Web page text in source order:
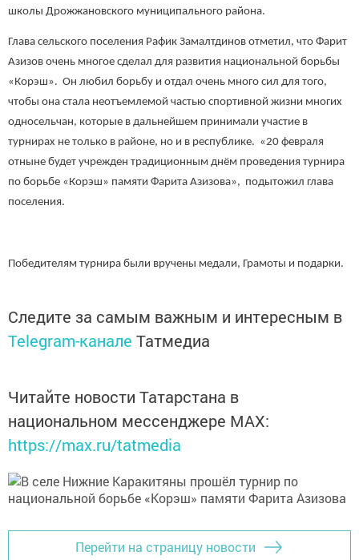
школы Дрожжановского муниципального района.
Глава сельского поселения Рафик Замалтдинов отметил, что Фарит
Азизов очень многое сделал для развития национальной борьбы
«Корэш». Он любил борьбу и отдал очень много сил для того,
чтобы она стала неотъемлемой частью спортивной жизни многих
односельчан, которые в дальнейшем принимали участие в
турнирах не только в районе, но и в республике. «20 февраля
отныне будет учрежден традиционным днём проведения турнира
по борьбе «Корэш» памяти Фарита Азизова», подытожил глава
поселения.
Победителям турнира были вручены медали, Грамоты и подарки.
Следите за самым важным и интересным в
Telegram-канале Татмедиа
Читайте новости Татарстана в
национальном мессенджере MАХ:
https://max.ru/tatmedia
Перейти на страницу новости